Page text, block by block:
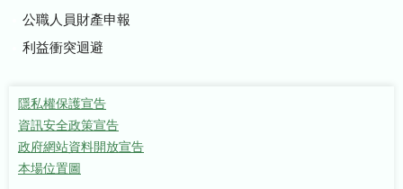
公職人員財產申報
利益衝突迴避
隱私權保護宣告
資訊安全政策宣告
政府網站資料開放宣告
本場位置圖